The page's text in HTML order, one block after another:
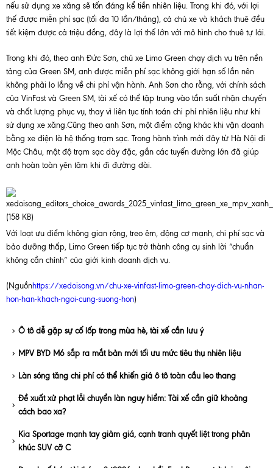
nếu sử dụng xe xăng sẽ tốn đáng kể tiền nhiên liệu. Trong khi đó, với lợi
thế được miễn phí sạc (tối đa 10 lần/tháng), cả chủ xe và khách thuê đều
tiết kiệm được cả triệu đồng, đây là lợi thế lớn với mô hình cho thuê tự lái.
Trong khi đó, theo anh Đức Sơn, chủ xe Limo Green chạy dịch vụ trên nền
tảng của Green SM, anh được miễn phí sạc không giới hạn số lần nên
không phải lo lắng về chi phí vận hành. Anh Sơn cho rằng, với chính sách
của VinFast và Green SM, tài xế có thể tập trung vào tần suất nhận chuyến
và chất lượng phục vụ, thay vì liên tục tính toán chi phí nhiên liệu như khi
sử dụng xe xăng.Cũng theo anh Sơn, một điểm cộng khác khi vận doanh
bằng xe điện là hệ thống trạm sạc. Trong hành trình mới đây từ Hà Nội đi
Mộc Châu, mật độ trạm sạc dày đặc, gần các tuyến đường lớn đã giúp
anh hoàn toàn yên tâm khi đi đường dài.
Với loạt ưu điểm không gian rộng, treo êm, động cơ mạnh, chi phí sạc và
bảo dưỡng thấp, Limo Green tiếp tục trở thành công cụ sinh lời “chuẩn
không cần chỉnh” của giới kinh doanh dịch vụ.
(Nguồnhttps://xedoisong.vn/chu-xe-vinfast-limo-green-chay-dich-vu-nhan-
hon-han-khach-ngoi-cung-suong-hon)
Ô tô dễ gặp sự cố lốp trong mùa hè, tài xế cần lưu ý
MPV BYD M6 sắp ra mắt bản mới tối ưu mức tiêu thụ nhiên liệu
Làn sóng tăng chi phí có thể khiến giá ô tô toàn cầu leo thang
Đề xuất xử phạt lỗi chuyển làn nguy hiểm: Tài xế cần giữ khoảng
cách bao xa?
Kia Sportage mạnh tay giảm giá, cạnh tranh quyết liệt trong phân
khúc SUV cỡ C